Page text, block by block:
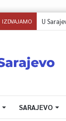
IZDVAJAMO
SARAJEVO